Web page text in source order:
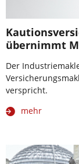
übernimmt
Der
verspricht.
mehr